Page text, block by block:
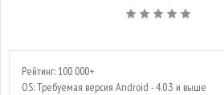
Рейтинг: 100 000+
OS: Требуемая версия Android - 4.0.3 и выше